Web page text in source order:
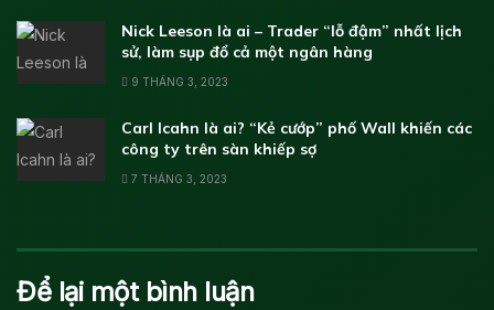
Nick Leeson là ai – Trader “lỗ đậm” nhất lịch
sử, làm sụp đổ cả một ngân hàng
9 THÁNG 3, 2023
Carl Icahn là ai? “Kẻ cướp” phố Wall khiến các
công ty trên sàn khiếp sợ
7 THÁNG 3, 2023
Để lại một bình luận